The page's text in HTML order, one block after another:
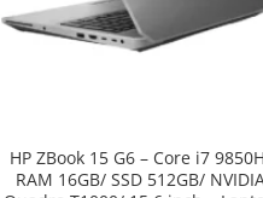
HP ZBook 15 G6 – Core i7
RAM 16GB/ SSD 512GB/